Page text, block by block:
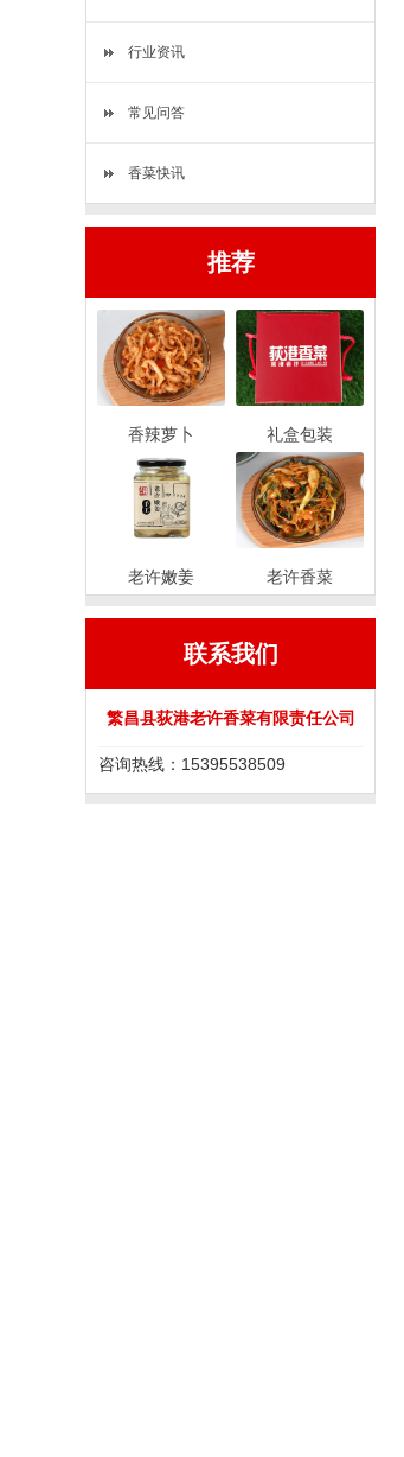
行业资讯
常见问答
香菜快讯
推荐
香辣萝卜 礼盒包装
老许嫩姜 老许香菜
联系我们
繁昌县荻港老许香菜有限责任公司
咨询热线：15395538509